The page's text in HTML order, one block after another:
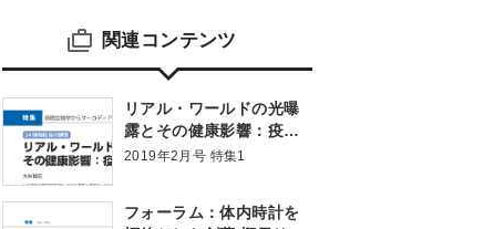
関連コンテンツ
リアル・ワールドの光曝
露とその健康影響：疫学
研究からの知見 24時間社
2019年2月号 特集1
フォーラム：体内時計を